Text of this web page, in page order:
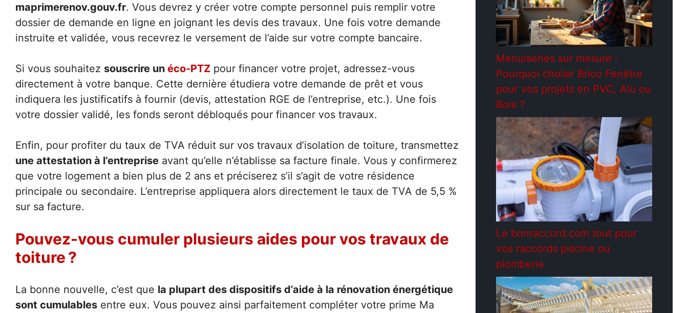
maprimerenov.gouv.fr. Vous devrez y créer votre compte personnel puis remplir votre
dossier de demande en ligne en joignant les devis des travaux. Une fois votre demande
instruite et validée, vous recevrez le versement de l’aide sur votre compte bancaire.
Si vous souhaitez souscrire un éco-PTZ pour financer votre projet, adressez-vous
directement à votre banque. Cette dernière étudiera votre demande de prêt et vous
indiquera les justificatifs à fournir (devis, attestation RGE de l’entreprise, etc.). Une fois
votre dossier validé, les fonds seront débloqués pour financer vos travaux.
Enfin, pour profiter du taux de TVA réduit sur vos travaux d’isolation de toiture, transmettez
une attestation à l’entreprise avant qu’elle n’établisse sa facture finale. Vous y confirmerez
que votre logement a bien plus de 2 ans et préciserez s’il s’agit de votre résidence
principale ou secondaire. L’entreprise appliquera alors directement le taux de TVA de 5,5 %
sur sa facture.
Pouvez-vous cumuler plusieurs aides pour vos travaux de
toiture ?
La bonne nouvelle, c’est que la plupart des dispositifs d’aide à la rénovation énergétique
sont cumulables entre eux. Vous pouvez ainsi parfaitement compléter votre prime Ma
Menuiseries sur mesure :
Pourquoi choisir Brico Fenêtre
pour vos projets en PVC, Alu ou
Bois ?
Le bonraccord.com tout pour
vos raccords piscine ou
plomberie